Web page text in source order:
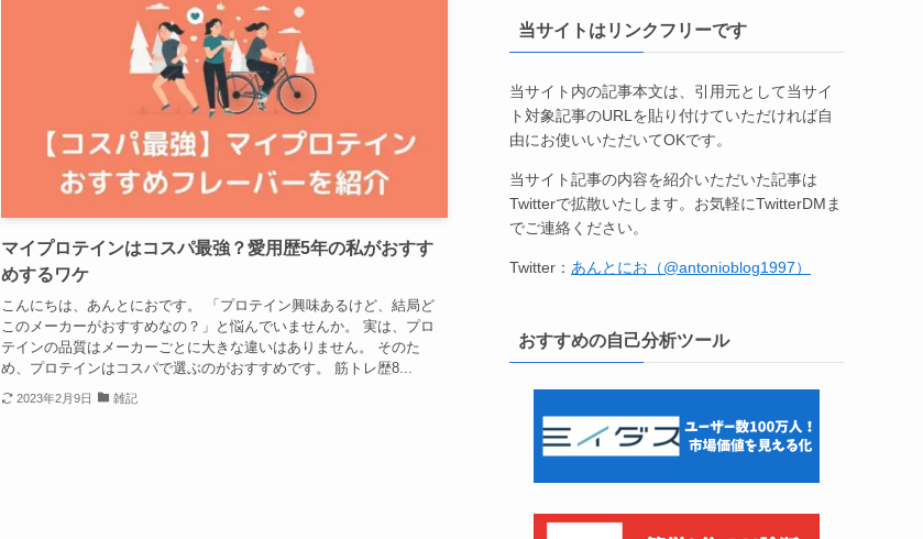
マイプロテインはコスパ最強？愛用歴5年の私がおすす
めするワケ
こんにちは、あんとにおです。 「プロテイン興味あるけど、結局ど
このメーカーがおすすめなの？」と悩んでいませんか。 実は、プロ
テインの品質はメーカーごとに大きな違いはありません。 そのた
め、プロテインはコスパで選ぶのがおすすめです。 筋トレ歴8...
2023年2月9日 雑記
当サイトはリンクフリーです
当サイト内の記事本文は、引用元として当サイ
ト対象記事のURLを貼り付けていただければ自
由にお使いいただいてOKです。
当サイト記事の内容を紹介いただいた記事は
Twitterで拡散いたします。お気軽にTwitterDMま
でご連絡ください。
Twitter： あんとにお（@antonioblog1997）
おすすめの自己分析ツール